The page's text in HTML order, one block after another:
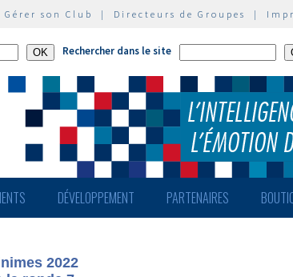
Gérer son Club | Directeurs de Groupes |
Rechercher dans le site
DÉVELOPPEMENT PARTENAIRES
2022